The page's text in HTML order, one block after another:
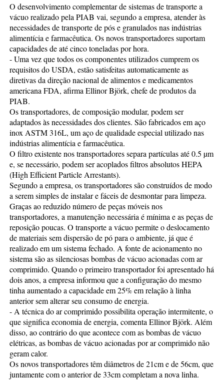
O desenvolvimento complementar de sistemas de transporte a
vácuo realizado pela PIAB vai, segundo a empresa, atender às
necessidades de transporte de pós e granulados nas indústrias
alimentícia e farmacêutica. Os novos transportadores suportam
capacidades de até cinco toneladas por hora.
- Uma vez que todos os componentes utilizados cumprem os
requisitos do USDA, estão satisfeitas automaticamente as
diretivas da direção nacional de alimentos e medicamentos
americana FDA, afirma Ellinor Björk, chefe de produtos da
PIAB.
Os transportadores, de composição modular, podem ser
adaptados às necessidades dos clientes. São fabricados em aço
inox ASTM 316L, um aço de qualidade especial utilizado nas
indústrias alimentícia e farmacêutica.
O filtro existente nos transportadores separa partículas até 0.5 µm
e, se necessário, podem ser acoplados filtros absolutos HEPA
(High Efficient Particle Arrestants).
Segundo a empresa, os transportadores são construídos de modo
a serem simples de instalar e fáceis de desmontar para limpeza.
Graças ao reduzido número de peças móveis nos
transportadores, a manutenção necessária é mínima e as peças de
reposição poucas. O transporte a vácuo permite o deslocamento
de materiais sem dispersão de pó para o ambiente, já que é
realizado em um sistema fechado. A fonte de acionamento no
sistema são as silenciosas bombas de vácuo acionadas com ar
comprimido. Quando o primeiro transportador foi apresentado há
dois anos, a empresa informou que a configuração do mesmo
tinha aumentado a capacidade em 25% em relação à linha
anterior sem alterar seu consumo de energia.
- A técnica do ar comprimido possibilita operação intermitente, o
que significa economia de energia, comenta Ellinor Björk. Além
disso, ao contrário do que acontece com as bombas de vácuo
elétricas, as bombas de vácuo acionadas por ar comprimido não
geram calor.
Os novos transportadores têm diâmetros de 21cm e de 56cm, que
juntamente com o anterior de 33cm completam a nova linha.